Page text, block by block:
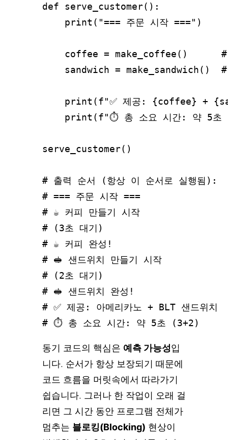
def serve_customer():
    print("=== 주문 시작 ===")
coffee = make_coffee()      #
sandwich = make_sandwich()  #
print(f"✅ 제공: {coffee} +
print(f"⏱ 총 소요 시간: 약 5초
serve_customer()
# 출력 순서 (항상 이 순서로 실행됨):
# === 주문 시작 ===
# ☕ 커피 만들기 시작
# (3초 대기)
# ☕ 커피 완성!
# 🥪 샌드위치 만들기 시작
# (2초 대기)
# 🥪 샌드위치 완성!
# ✅ 제공: 아메리카노 + BLT 샌드위치
동기 코드의 핵심은 예측 가능성입
니다. 순서가 항상 보장되기 때문에
코드 흐름을 머릿속에서 따라가기
쉽습니다. 그러나 한 작업이 오래 걸
리면 그 시간 동안 프로그램 전체가
멈추는 블로킹(Blocking) 현상이